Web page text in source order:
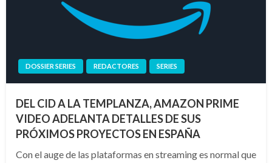
DOSSIER SERIES REDACTORES SERIES
DEL CID A LA TEMPLANZA, AMAZON PRIME
VIDEO ADELANTA DETALLES DE SUS
PRÓXIMOS PROYECTOS EN ESPAÑA
Con el auge de las plataformas en streaming es normal que